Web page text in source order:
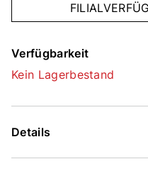
Verfügbarkeit
Kein Lagerbestand
Details